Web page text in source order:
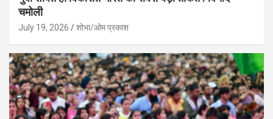
चमोली
July 19, 2026 शोभा/ओम प्रकाश